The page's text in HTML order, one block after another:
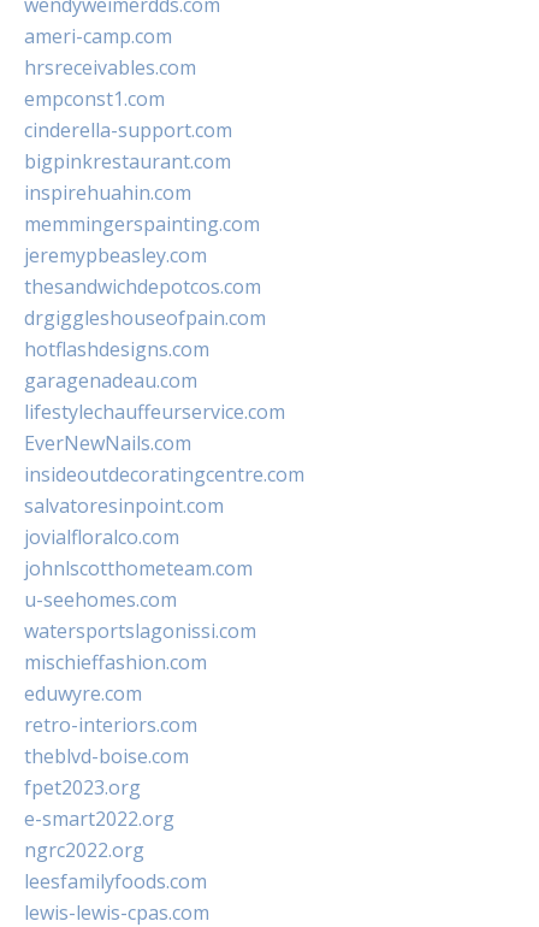
ameri-camp.com
hrsreceivables.com
empconst1.com
cinderella-support.com
bigpinkrestaurant.com
inspirehuahin.com
memmingerspainting.com
jeremypbeasley.com
thesandwichdepotcos.com
drgiggleshouseofpain.com
hotflashdesigns.com
garagenadeau.com
lifestylechauffeurservice.com
EverNewNails.com
insideoutdecoratingcentre.com
salvatoresinpoint.com
jovialfloralco.com
johnlscotthometeam.com
u-seehomes.com
watersportslagonissi.com
mischieffashion.com
eduwyre.com
retro-interiors.com
theblvd-boise.com
fpet2023.org
e-smart2022.org
ngrc2022.org
leesfamilyfoods.com
lewis-lewis-cpas.com